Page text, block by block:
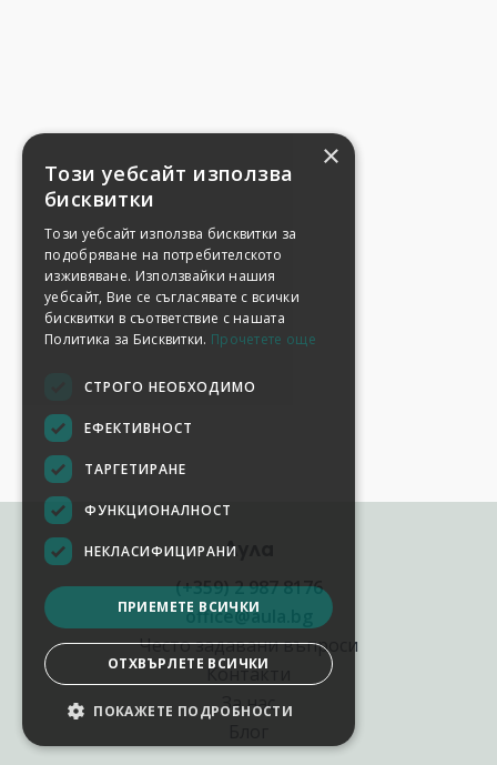
Аула
(+359) 2 987 8176
office@aula.bg
Често задавани въпроси
Контакти
За нас
×
Този уебсайт използва
бисквитки
Този уебсайт използва бисквитки за
подобряване на потребителското
изживяване. Използвайки нашия
уебсайт, Вие се съгласявате с всички
бисквитки в съответствие с нашата
Политика за Бисквитки. Прочетете още
СТРОГО НЕОБХОДИМО
ЕФЕКТИВНОСТ
ТАРГЕТИРАНЕ
ФУНКЦИОНАЛНОСТ
НЕКЛАСИФИЦИРАНИ
ПРИЕМЕТЕ ВСИЧКИ
ОТХВЪРЛЕТЕ ВСИЧКИ
ПОКАЖЕТЕ ПОДРОБНОСТИ